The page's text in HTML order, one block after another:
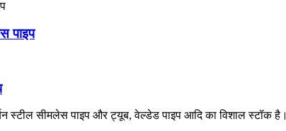
पाइप
स्टील सीमलेस पाइप और ट्यूब, वेल्डेड पाइप आदि का विशाल स्टॉक है।